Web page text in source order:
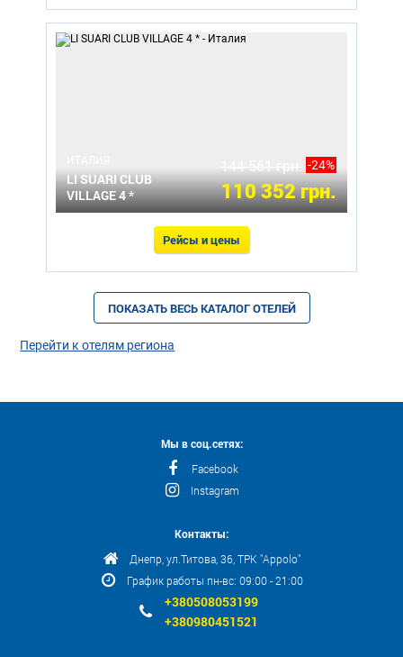
LI SUARI CLUB
VILLAGE 4 *
144 561 грн. -24%
110 352 грн.
Рейсы и цены
ПОКАЗАТЬ ВЕСЬ КАТАЛОГ ОТЕЛЕЙ
Перейти к отелям региона
Мы в соц.сетях:
Facebook
Instagram
Контакты:
Днепр, ул.Титова, 36, ТРК "Appolo"
График работы пн-вс: 09:00 - 21:00
+380508053199
+380980451521